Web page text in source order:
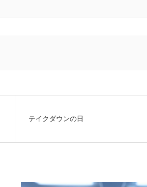
テイクダウンの日